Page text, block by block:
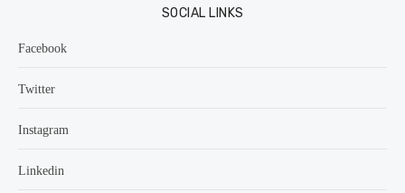
SOCIAL LINKS
Facebook
Twitter
Instagram
Linkedin